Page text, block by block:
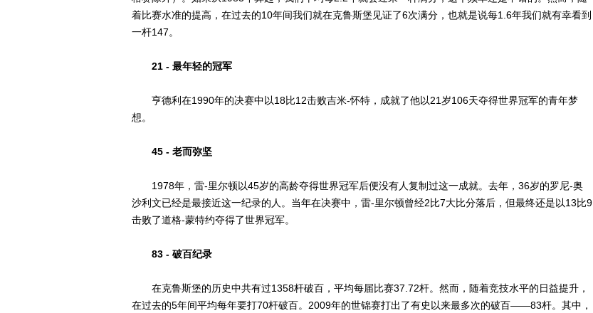
着比赛水准的提高，在过去的10年间我们就在克鲁斯堡见证了6次满分，也就是说每1.6年我们就有幸看到
一杆147。
21 - 最年轻的冠军
亨德利在1990年的决赛中以18比12击败吉米-怀特，成就了他以21岁106天夺得世界冠军的青年梦
想。
45 - 老而弥坚
1978年，雷-里尔顿以45岁的高龄夺得世界冠军后便没有人复制过这一成就。去年，36岁的罗尼-奥
沙利文已经是最接近这一纪录的人。当年在决赛中，雷-里尔顿曾经2比7大比分落后，但最终还是以13比9
击败了道格-蒙特约夺得了世界冠军。
83 - 破百纪录
在克鲁斯堡的历史中共有过1358杆破百，平均每届比赛37.72杆。然而，随着竞技水平的日益提升，
在过去的5年间平均每年要打70杆破百。2009年的世锦赛打出了有史以来最多次的破百——83杆。其中，